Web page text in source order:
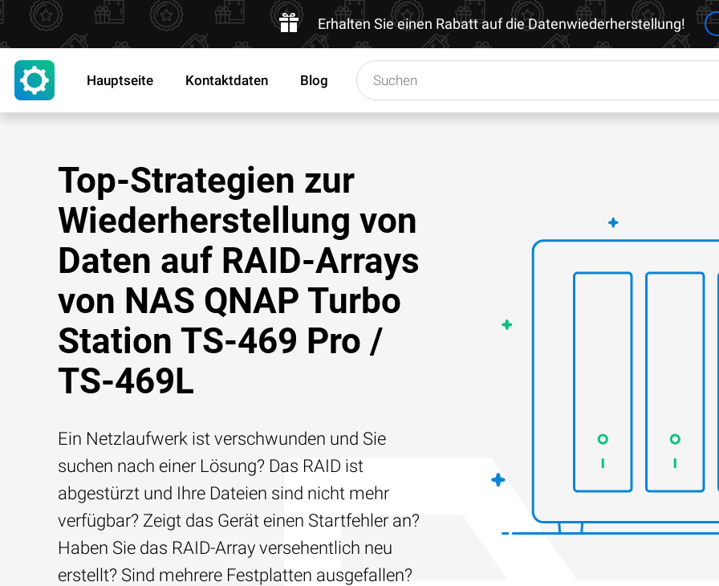
Erhalten Sie einen Rabatt auf die Datenwiederherstellung!
Hauptseite Kontaktdaten Blog
Top-Strategien zur
Wiederherstellung von
Daten auf RAID-Arrays
von NAS QNAP Turbo
Station TS-469 Pro /
TS-469L
Ein Netzlaufwerk ist verschwunden und Sie
suchen nach einer Lösung? Das RAID ist
abgestürzt und Ihre Dateien sind nicht mehr
verfügbar? Zeigt das Gerät einen Startfehler an?
Haben Sie das RAID-Array versehentlich neu
erstellt? Sind mehrere Festplatten ausgefallen?